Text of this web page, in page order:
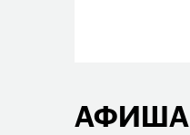
АФИША